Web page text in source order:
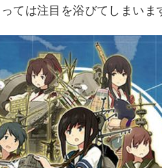
ては注目を浴びてしまいま